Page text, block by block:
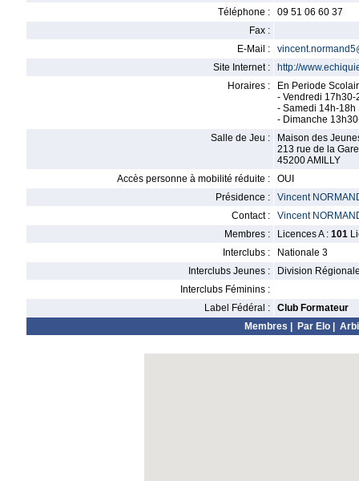
Téléphone :
09 51 06 60 37
Fax :
E-Mail :
Site Internet :
http://
Horaires :
En Periode
- Vendredi
- Samedi 14h-18h
- Dimanche
Salle de Jeu :
Maison des
213 rue de la Gare
45200 AMILLY
Accès personne à mobilité réduite :
OUI
Présidence :
Vincent
Contact :
Vincent
Membres :
Licences A : 101
Interclubs :
Nationale 3
Interclubs Jeunes :
Division
Interclubs Féminins :
Label Fédéral :
Club Formateur
Membres
Par Elo